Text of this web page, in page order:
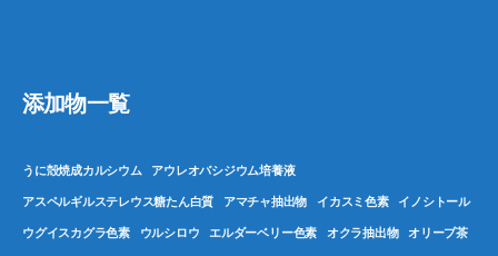
添加物一覧
うに殻焼成カルシウム アウレオバシジウム培養液
アスペルギルステレウス糖たん白質 アマチャ抽出物 イカスミ色素 イノシトール
ウグイスカグラ色素 ウルシロウ エルダーベリー色素 オクラ抽出物 オリーブ茶